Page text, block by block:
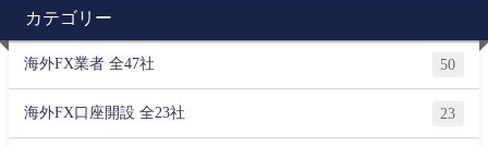
カテゴリー
海外FX業者 全47社 50
海外FX口座開設 全23社 23